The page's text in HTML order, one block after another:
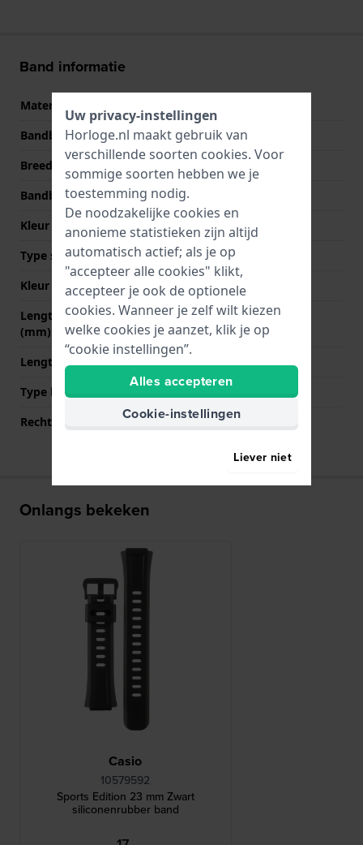
Band informatie
Materiaal Band
Bandbreedte
23 mm
Breedte bandaanzet
Bandbreedte bij sluiting
19 mm
Kleur Band
Zwart
Type sluiting
Gesp
Kleur sluiting
Zilver
Lengte band op 12 uur
(mm)
80 mm
Lengte band op 6 uur (mm)
Type bevestiging
Stalen pennen
Rechte bandaanzet
Nee
Onlangs bekeken
Casio
10579592
Sports Edition 23 mm Zwart
siliconenrubber band
Uw privacy-instellingen
Horloge.nl maakt gebruik van
verschillende soorten cookies. Voor
sommige soorten hebben we je
toestemming nodig.
De noodzakelijke cookies en
anonieme statistieken zijn altijd
automatisch actief; als je op
"accepteer alle cookies" klikt,
accepteer je ook de optionele
cookies. Wanneer je zelf wilt kiezen
welke cookies je aanzet, klik je op
“cookie instellingen”.
Alles accepteren
Cookie-instellingen
Liever niet